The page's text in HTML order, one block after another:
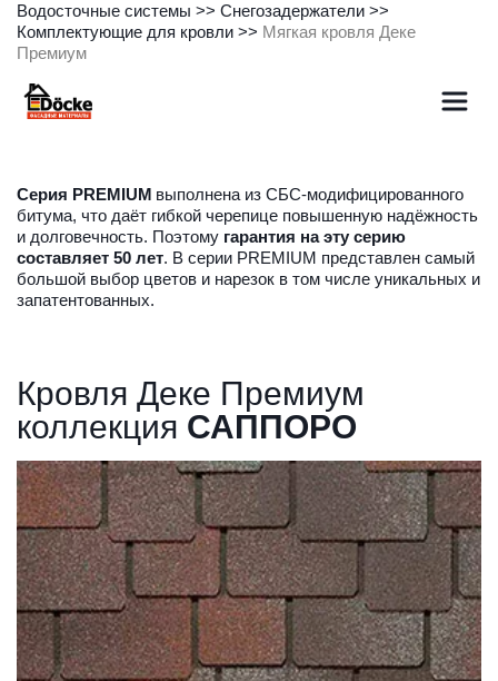
Водосточные системы
Комплектующие для кровли >> Мягкая кровля Деке
Премиум
Серия PREMIUM выполнена из СБС-модифицированного
битума, что даёт гибкой черепице повышенную надёжность
и долговечность. Поэтому гарантия на эту серию
составляет 50 лет. В серии PREMIUM представлен самый
большой выбор цветов и нарезок в том числе уникальных и
запатентованных.
Кровля Деке Премиум
коллекция САППОРО